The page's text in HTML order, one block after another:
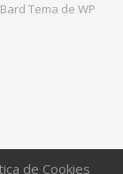
Bard Tema de WP
de Cookies